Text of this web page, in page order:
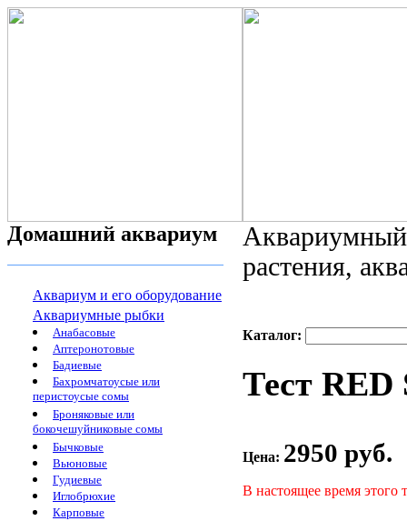
Домашний аквариум
Аквариум и его оборудование
Аквариумные рыбки
Анабасовые
Аптеронотовые
Бадиевые
Бахромчатоусые или
перистоусые сомы
Броняковые или
бокочешуйниковые сомы
Бычковые
Вьюновые
Гудиевые
Иглобрюхие
Карповые
растения,
Каталог:
Тест RED
Цена: 2950 руб.
В настоящее время этого